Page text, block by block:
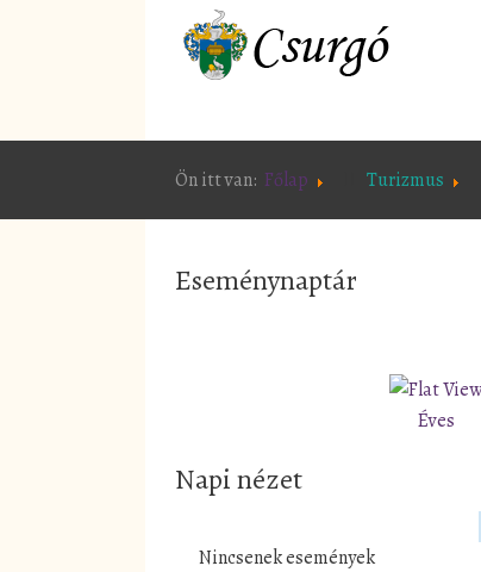
Ön itt van: Főlap Turizmus
Eseménynaptár
Éves
Napi nézet
Nincsenek események